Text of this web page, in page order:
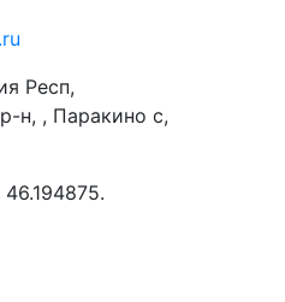
Респ,
н, , Паракино с,
.